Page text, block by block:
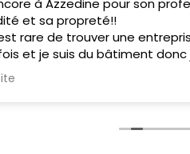
Juste parfait! entreprise
répondre parfaitement à
Menuiserie pour son